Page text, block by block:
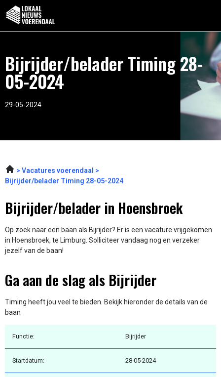
Bijrijder/belader Timing 28-
05-2024
29-05-2024
Vacatures voerendaal
Bijrijder/belader Timing 28-05-2024
Bijrijder/belader in Hoensbroek
Op zoek naar een baan als Bijrijder? Er is een vacature vrijgekomen
in Hoensbroek, te Limburg. Solliciteer vandaag nog en verzeker
jezelf van de baan!
Ga aan de slag als Bijrijder
Timing heeft jou veel te bieden. Bekijk hieronder de details van de
baan
Functie: Bijrijder
Startdatum: 28-05-2024